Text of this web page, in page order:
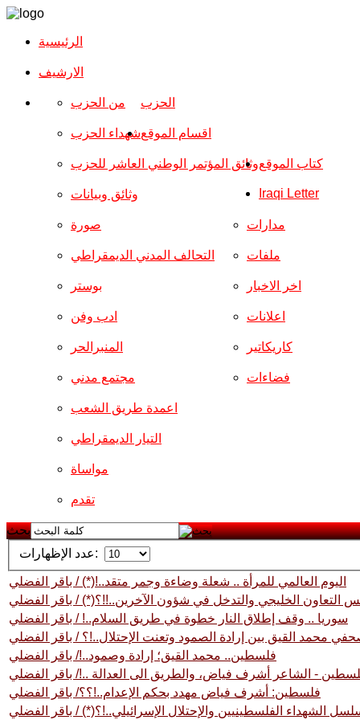
الرئيسية
الارشیف
الحزب من الحزب
شهداء الحزب
وثائق المؤتمر الوطني العاشر للحزب
وثائق وبيانات
اقسام الموقع
صورة
التحالف المدني الديمقراطي
بوستر
ادب وفن
المنبرالحر
مجتمع مدني
مدارات
ملفات
اخر الاخبار
اعلانات
كاريكاتير
فضاءات
اعمدة طريق الشعب
التيار الديمقراطي
مواساة
تقدم
كتاب الموقع
Iraqi Letter
بحث
عدد الإظهارات:
اليوم العالمي للمرأة .. شعلة وضاءة وجمر متقد..!(*) / باقر الفضلي
التعاون الخليجي والتدخل في شؤون الآخرين..!!؟(*) / باقر الفضلي
سوريا .. وقف إطلاق النار خطوة في طريق السلام..! / باقر الفضلي
محمد القيق بين إرادة الصمود وتعنت الإحتلال..!؟ / باقر الفضلي
فلسطين.. محمد القيق؛ إرادة وصمود..!/ باقر الفضلي
- الشاعر أشرف فياض، والطريق الى العدالة ..!/ باقر الفضلي
فلسطين: أشرف فياض مهدد بحكم الإعدام..!؟؟/ باقر الفضلي
الشهداء الفلسطينيين والإحتلال الإسرائيلي..!؟(*) / باقر الفضلي